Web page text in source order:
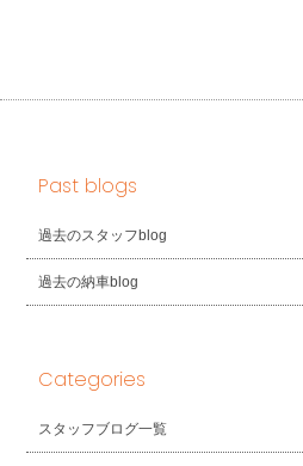
Past blogs
過去のスタッフblog
過去の納車blog
Categories
スタッフブログ一覧